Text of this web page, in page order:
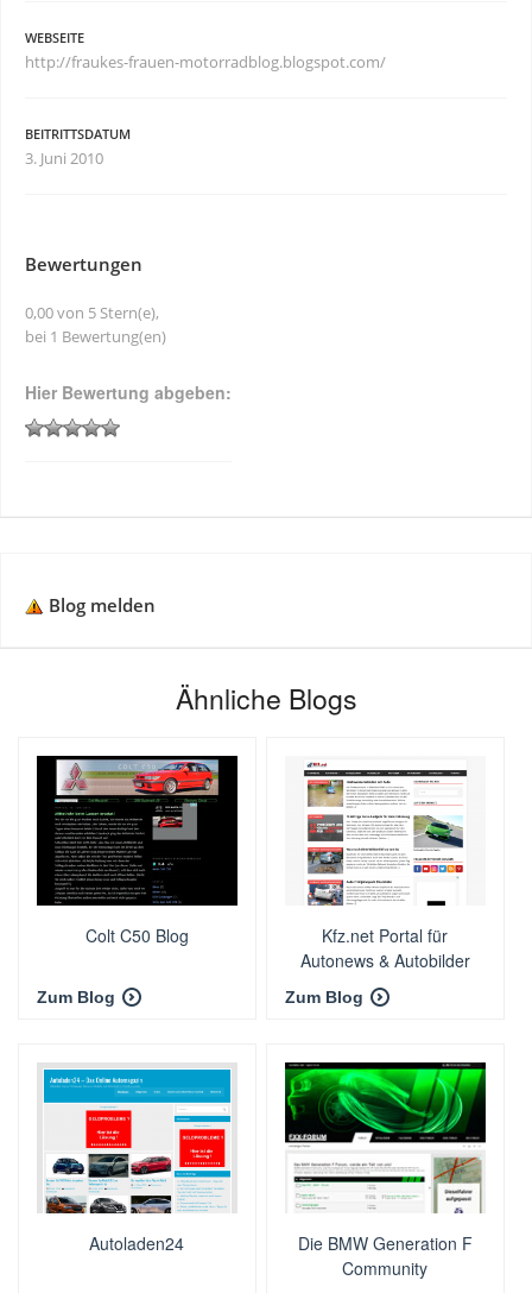
WEBSEITE
http://fraukes-frauen-motorradblog.blogspot.com/
BEITRITTSDATUM
3. Juni 2010
Bewertungen
0,00 von 5 Stern(e),
bei 1 Bewertung(en)
Hier Bewertung abgeben:
Blog melden
Ähnliche Blogs
Colt C50 Blog
Zum Blog
Kfz.net Portal für
Autonews & Autobilder
Zum Blog
Autoladen24
Die BMW Generation F
Community